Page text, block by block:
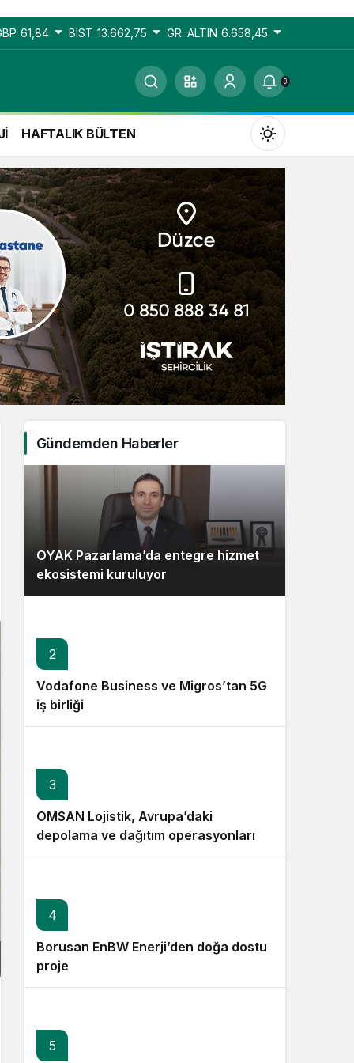
61,84 BIST 13.662,75 GR. ALTIN 6.658,45
0
HAFTALIK BÜLTEN
Gündüz Modu
Gündüz modunu seçin.
Gece Modu
Gece modunu seçin.
Sistem Modu
Sistem modunu seçin.
Gündemden Haberler
OYAK Pazarlama’da entegre hizmet
ekosistemi kuruluyor
2
Vodafone Business ve Migros’tan 5G
iş birliği
3
OMSAN Lojistik, Avrupa’daki
depolama ve dağıtım operasyonlarına
başladı
4
Borusan EnBW Enerji’den doğa dostu
proje
5